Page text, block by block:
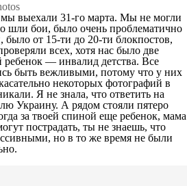
выехали 31-го марта. Мы не могли
шли бои, было очень проблематично
было от 15-ти до 20-ти блокпостов,
всех, хотя нас было две
— инвалид детства. Все
быть вежливыми, потому что у них
некоторых фотографий в
Я не знала, что ответить на
Украину. А рядом стояли пятеро
за твоей спиной еще ребенок, мама
пострадать, ты не знаешь, что
но в то же время не были